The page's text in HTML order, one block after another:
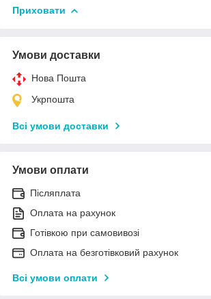
Приховати
Умови доставки
Нова Пошта
Укрпошта
Всі умови доставки
Умови оплати
Післяплата
Оплата на рахунок
Готівкою при самовивозі
Оплата на безготівковий рахунок
Всі умови оплати